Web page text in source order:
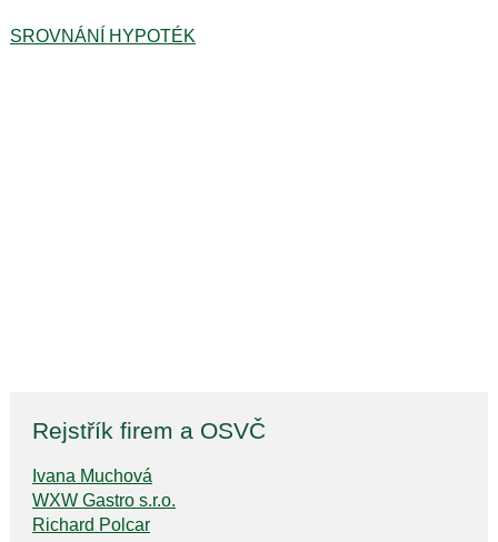
SROVNÁNÍ HYPOTÉK
Rejstřík firem a OSVČ
Ivana Muchová
WXW Gastro s.r.o.
Richard Polcar